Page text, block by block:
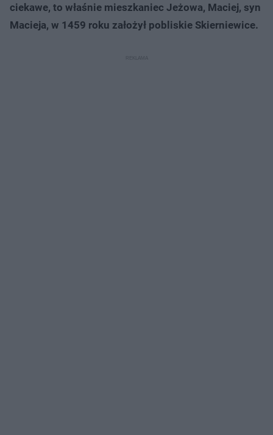
ciekawe, to właśnie mieszkaniec Jeżowa, Maciej, syn
Macieja, w 1459 roku założył pobliskie Skierniewice.